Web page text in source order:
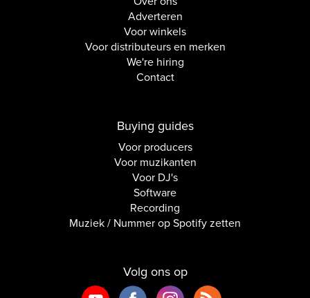
Adverteren
Voor winkels
Voor distributeurs en merken
We're hiring
Contact
Buying guides
Voor producers
Voor muzikanten
Voor DJ's
Software
Recording
Muziek / Nummer op Spotify zetten
Volg ons op